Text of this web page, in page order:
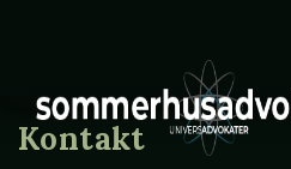
Kontakt